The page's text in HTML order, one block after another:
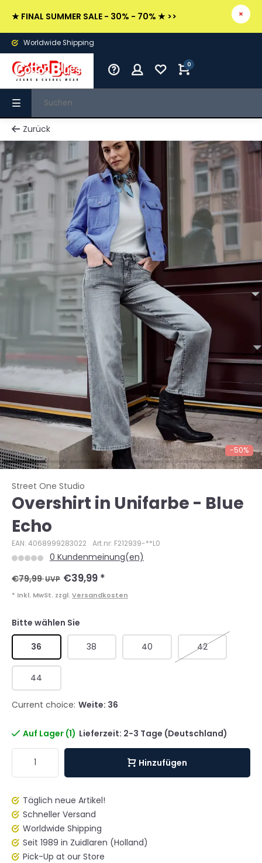
★ FINAL SUMMER SALE - 30% - 70% ★ >>
Worldwide Shipping
0
Zurück
-50%
Street One Studio
Overshirt in Unifarbe - Blue
Echo
EAN: 4068999283022 Art.nr: F212939-**L0
0 Kundenmeinung(en)
€79,99UVP €39,99 *
* Inkl. MwSt. zzgl. Versandkosten
Bitte wählen Sie
36 38 40 42
44
Current choice: Weite: 36
Auf Lager (1) Lieferzeit: 2-3 Tage (Deutschland)
Hinzufügen
Täglich neue Artikel!
Schneller Versand
Worldwide Shipping
Seit 1989 in Zuidlaren (Holland)
Pick-Up at our Store